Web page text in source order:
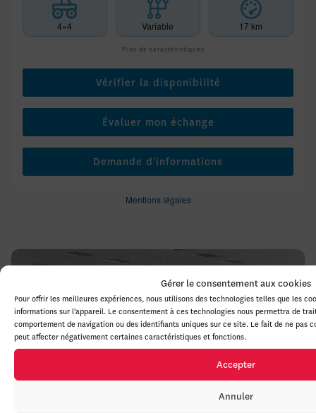
Gérer le consentement aux cookies
Pour offrir les meilleures expériences, nous utilisons des technologies telles que les
informations sur l'appareil. Le consentement à ces technologies nous permettra de
comportement de navigation ou des identifiants uniques sur ce site. Le fait de ne pas
peut affecter négativement certaines caractéristiques et fonctions.
Accepter
Annuler
4×4 Variable 17 km
Plus de caractéristiques
Vérifier la disponibilité
Évaluer mon échange
Demande d'informations
Mentions légales